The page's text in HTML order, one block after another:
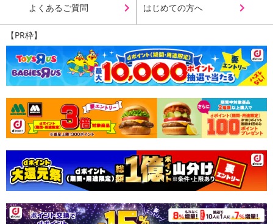
よくあるご質問 はじめての方へ
【PR枠】